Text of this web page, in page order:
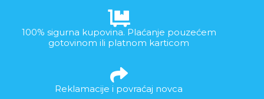
100% sigurna kupovina. Plaćanje pouzećem
gotovinom ili platnom karticom
Reklamacije i povraćaj novca